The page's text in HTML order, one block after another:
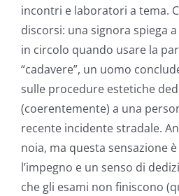
incontri e laboratori a tema.
discorsi: una signora spiega
in circolo quando usare la
“cadavere”, un uomo
sulle procedure estetiche
(coerentemente) a una
recente incidente stradale.
noia, ma questa sensazione
l’impegno e un senso di
che gli esami non finiscono